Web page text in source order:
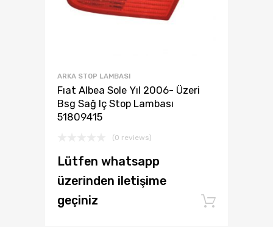
ARKA STOP LAMBASI
Fıat Albea Sole Yıl 2006- Üzeri
Bsg Sağ Iç Stop Lambası
51809415
(0 reviews)
Lütfen whatsapp
üzerinden iletişime
geçiniz